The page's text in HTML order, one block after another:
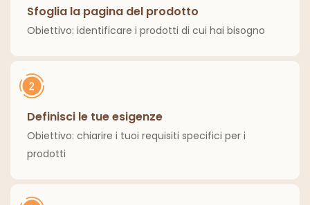
Sfoglia la pagina del prodotto
Obiettivo: identificare i prodotti di cui hai bisogno
Definisci le tue esigenze
Obiettivo: chiarire i tuoi requisiti specifici per i
prodotti